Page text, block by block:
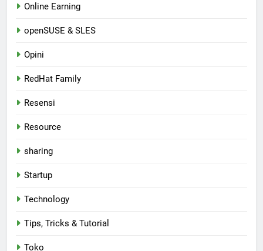
Online Earning
openSUSE & SLES
Opini
RedHat Family
Resensi
Resource
sharing
Startup
Technology
Tips, Tricks & Tutorial
Toko